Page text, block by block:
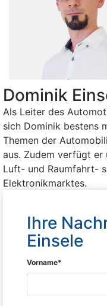
Dominik
Als Leiter des
sich Dominik bestens
Themen der
aus. Zudem verfügt er
Luft- und Raumfahrt-
Elektronikmarktes.
Ihre
Einsele
Vorname*